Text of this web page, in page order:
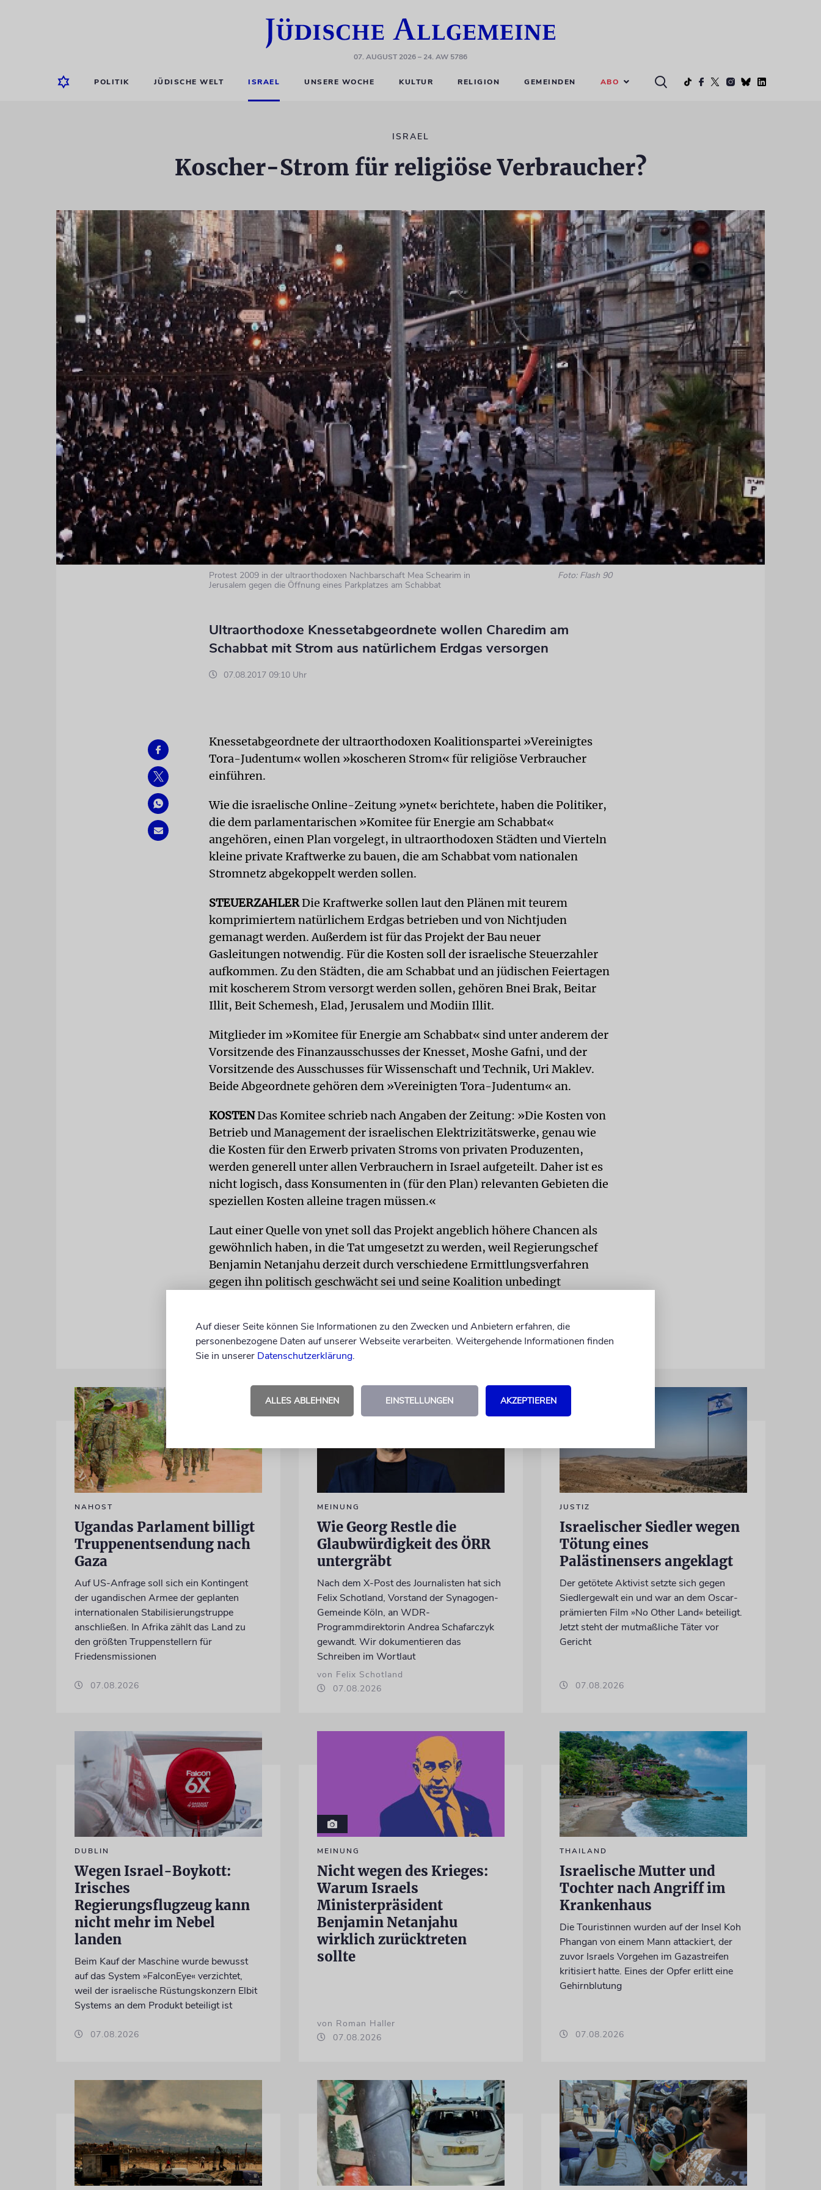
07. AUGUST 2026– 24. AW 5786
POLITIK JÜDISCHE WELT ISRAEL UNSERE WOCHE KULTUR RELIGION GEMEINDEN ABO
ISRAEL
Koscher-Strom für religiöse Verbraucher?
Protest 2009 in der ultraorthodoxen Nachbarschaft Mea Schearim in
Jerusalem gegen die Öffnung eines Parkplatzes am Schabbat
Foto: Flash 90
Ultraorthodoxe Knessetabgeordnete wollen Charedim am
Schabbat mit Strom aus natürlichem Erdgas versorgen
07.08.2017 09:10 Uhr
Knessetabgeordnete der ultraorthodoxen Koalitionspartei »Vereinigtes
Tora-Judentum« wollen »koscheren Strom« für religiöse Verbraucher
einführen.
Wie die israelische Online-Zeitung »ynet« berichtete, haben die Politiker,
die dem parlamentarischen »Komitee für Energie am Schabbat«
angehören, einen Plan vorgelegt, in ultraorthodoxen Städten und Vierteln
kleine private Kraftwerke zu bauen, die am Schabbat vom nationalen
Stromnetz abgekoppelt werden sollen.
STEUERZAHLERDie Kraftwerke sollen laut den Plänen mit teurem
komprimiertem natürlichem Erdgas betrieben und von Nichtjuden
gemanagt werden. Außerdem ist für das Projekt der Bau neuer
Gasleitungen notwendig. Für die Kosten soll der israelische Steuerzahler
aufkommen. Zu den Städten, die am Schabbat und an jüdischen Feiertagen
mit koscherem Strom versorgt werden sollen, gehören Bnei Brak, Beitar
Illit, Beit Schemesh, Elad, Jerusalem und Modiin Illit.
Mitglieder im »Komitee für Energie am Schabbat« sind unter anderem der
Vorsitzende des Finanzausschusses der Knesset, Moshe Gafni, und der
Vorsitzende des Ausschusses für Wissenschaft und Technik, Uri Maklev.
Beide Abgeordnete gehören dem »Vereinigten Tora-Judentum« an.
KOSTENDas Komitee schrieb nach Angaben der Zeitung: »Die Kosten von
Betrieb und Management der israelischen Elektrizitätswerke, genau wie
die Kosten für den Erwerb privaten Stroms von privaten Produzenten,
werden generell unter allen Verbrauchern in Israel aufgeteilt. Daher ist es
nicht logisch, dass Konsumenten in (für den Plan) relevanten Gebieten die
speziellen Kosten alleine tragen müssen.«
Laut einer Quelle von ynet soll das Projekt angeblich höhere Chancen als
gewöhnlich haben, in die Tat umgesetzt zu werden, weil Regierungschef
Benjamin Netanjahu derzeit durch verschiedene Ermittlungsverfahren
gegen ihn politisch geschwächt sei und seine Koalition unbedingt
NAHOST
Ugandas Parlament billigt
Truppenentsendung nach
Gaza
Auf US-Anfrage soll sich ein Kontingent
der ugandischen Armee der geplanten
internationalen Stabilisierungstruppe
anschließen. In Afrika zählt das Land zu
den größten Truppenstellern für
Friedensmissionen
07.08.2026
MEINUNG
Wie Georg Restle die
Glaubwürdigkeit des ÖRR
untergräbt
Nach dem X-Post des Journalisten hat sich
Felix Schotland, Vorstand der Synagogen-
Gemeinde Köln, an WDR-
Programmdirektorin Andrea Schafarczyk
gewandt. Wir dokumentieren das
Schreiben im Wortlaut
von Felix Schotland
07.08.2026
JUSTIZ
Israelischer Siedler wegen
Tötung eines
Palästinensers angeklagt
Der getötete Aktivist setzte sich gegen
Siedlergewalt ein und war an dem Oscar-
prämierten Film »No Other Land« beteiligt.
Jetzt steht der mutmaßliche Täter vor
Gericht
07.08.2026
DUBLIN
Wegen Israel-Boykott:
Irisches
Regierungsflugzeug kann
nicht mehr im Nebel
landen
Beim Kauf der Maschine wurde bewusst
auf das System »FalconEye« verzichtet,
weil der israelische Rüstungskonzern Elbit
Systems an dem Produkt beteiligt ist
07.08.2026
MEINUNG
Nicht wegen des Krieges:
Warum Israels
Ministerpräsident
Benjamin Netanjahu
wirklich zurücktreten
sollte
von Roman Haller
07.08.2026
THAILAND
Israelische Mutter und
Tochter nach Angriff im
Krankenhaus
Die Touristinnen wurden auf der Insel Koh
Phangan von einem Mann attackiert, der
zuvor Israels Vorgehen im Gazastreifen
kritisiert hatte. Eines der Opfer erlitt eine
Gehirnblutung
07.08.2026
Auf dieser Seite können Sie Informationen zu den Zwecken und Anbietern erfahren, die
personenbezogene Daten auf unserer Webseite verarbeiten. Weitergehende Informationen finden
Sie in unserer Datenschutzerklärung.
ALLES ABLEHNEN EINSTELLUNGEN AKZEPTIEREN